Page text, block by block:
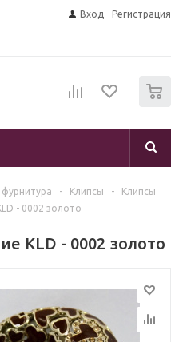
Вход Регистрация
- Клипсы -
Клипсы
- 0002 золото
KLD - 0002 золото